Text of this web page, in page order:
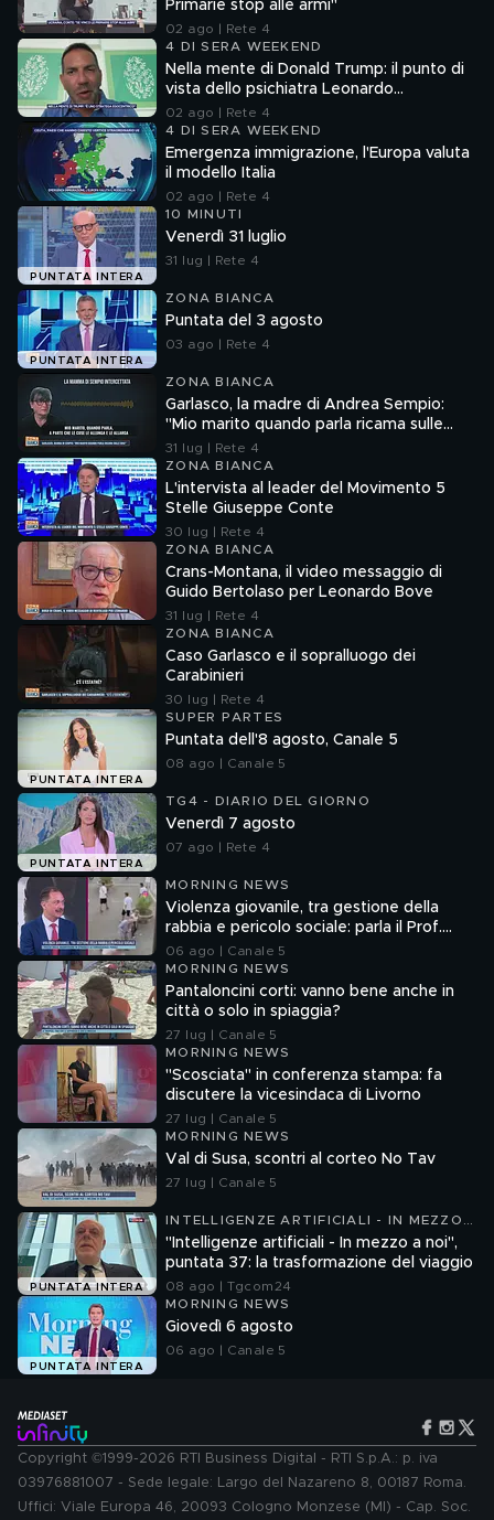
Primarie stop alle armi"
02 ago | Rete 4
4 DI SERA WEEKEND
Nella mente di Donald Trump: il punto di
vista dello psichiatra Leonardo
Mendolicchio
02 ago | Rete 4
4 DI SERA WEEKEND
Emergenza immigrazione, l'Europa valuta
il modello Italia
02 ago | Rete 4
PUNTATA INTERA
10 MINUTI
Venerdì 31 luglio
31 lug | Rete 4
PUNTATA INTERA
ZONA BIANCA
Puntata del 3 agosto
03 ago | Rete 4
ZONA BIANCA
Garlasco, la madre di Andrea Sempio:
"Mio marito quando parla ricama sulle
cose"
31 lug | Rete 4
ZONA BIANCA
L'intervista al leader del Movimento 5
Stelle Giuseppe Conte
30 lug | Rete 4
ZONA BIANCA
Crans-Montana, il video messaggio di
Guido Bertolaso per Leonardo Bove
31 lug | Rete 4
ZONA BIANCA
Caso Garlasco e il sopralluogo dei
Carabinieri
30 lug | Rete 4
PUNTATA INTERA
SUPER PARTES
Puntata dell'8 agosto, Canale 5
08 ago | Canale 5
PUNTATA INTERA
TG4 - DIARIO DEL GIORNO
Venerdì 7 agosto
07 ago | Rete 4
MORNING NEWS
Violenza giovanile, tra gestione della
rabbia e pericolo sociale: parla il Prof.
Pierpaolo Limone
06 ago | Canale 5
MORNING NEWS
Pantaloncini corti: vanno bene anche in
città o solo in spiaggia?
27 lug | Canale 5
MORNING NEWS
"Scosciata" in conferenza stampa: fa
discutere la vicesindaca di Livorno
27 lug | Canale 5
MORNING NEWS
Val di Susa, scontri al corteo No Tav
27 lug | Canale 5
PUNTATA INTERA
INTELLIGENZE ARTIFICIALI - IN MEZZO
A NOI
"Intelligenze artificiali - In mezzo a noi",
puntata 37: la trasformazione del viaggio
08 ago | Tgcom24
PUNTATA INTERA
MORNING NEWS
Giovedì 6 agosto
06 ago | Canale 5
Copyright ©1999-2026 RTI Business Digital - RTI S.p.A.: p. iva
03976881007 - Sede legale: Largo del Nazareno 8, 00187 Roma.
Uffici: Viale Europa 46, 20093 Cologno Monzese (MI) - Cap. Soc.